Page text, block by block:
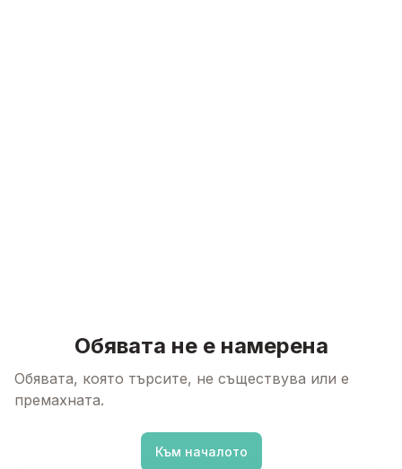
Обявата не е намерена
Обявата, която търсите, не съществува или е
премахната.
Към началото